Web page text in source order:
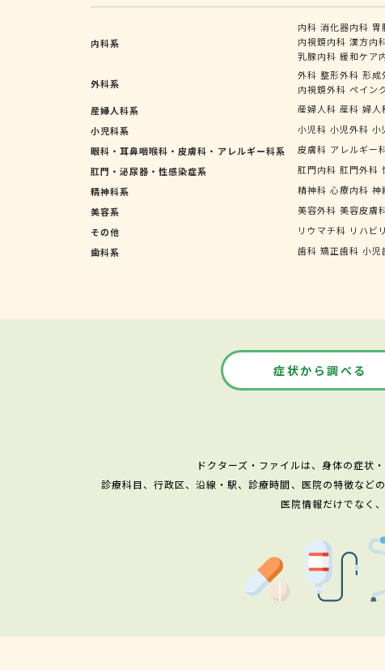
内科系
内科 消化器内科 胃
内視鏡内科 漢方内
乳腺内科 緩和ケア
外科系
外科 整形外科 形成
内視鏡外科 ペイン
産婦人科系
産婦人科 産科 婦人
小児科系
小児科 小児外科 小
眼科・耳鼻咽喉科・皮膚科・アレルギー科系
皮膚科 アレルギー
肛門・泌尿器・性感染症系
肛門内科 肛門外科
精神科系
精神科 心療内科 神
美容系
美容外科 美容皮膚
その他
リウマチ科 リハビ
歯科系
歯科 矯正歯科 小児
症状から調べる
ドクターズ・ファイルは、身体の症状
診療科目、行政区、沿線・駅、診療時間、医院の特徴など
医院情報だけでなく